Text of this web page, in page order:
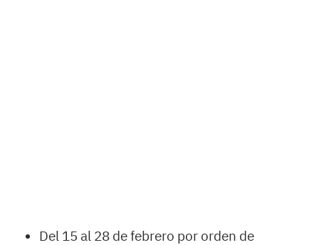
Del 15 al 28 de febrero por orden de